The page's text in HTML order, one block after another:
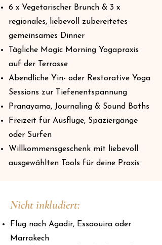
6 x Vegetarischer Brunch & 3 x
regionales, liebevoll zubereitetes
gemeinsames Dinner
Tägliche Magic Morning Yogapraxis
auf der Terrasse
Abendliche Yin- oder Restorative Yoga
Sessions zur Tiefenentspannung
Pranayama, Journaling & Sound Baths
Freizeit für Ausflüge, Spaziergänge
oder Surfen
Willkommensgeschenk mit liebevoll
ausgewählten Tools für deine Praxis
Nicht inkludiert:
Flug nach Agadir, Essaouira oder
Marrakech